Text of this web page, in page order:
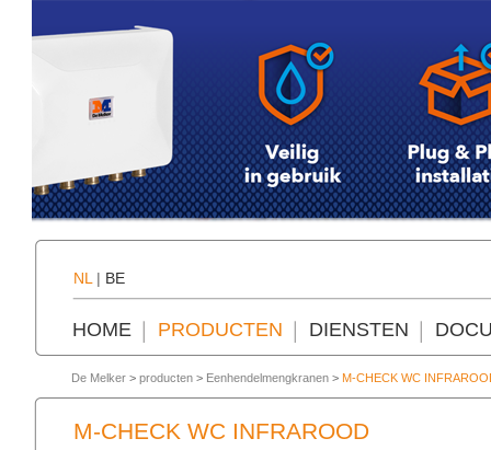
NL | BE
HOME PRODUCTEN DIENSTEN
De Melker > producten > Eenhendelmengkranen > M-CHECK WC
M-CHECK WC INFRAROOD